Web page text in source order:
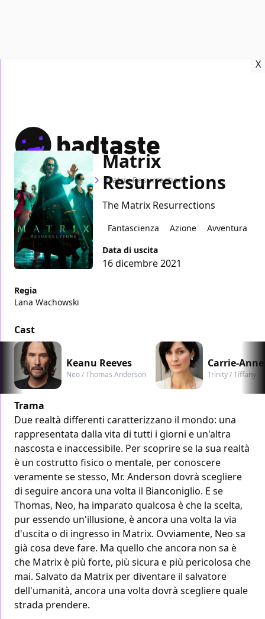
X
Home Film Matrix Resurrections
Matrix
Resurrections
The Matrix Resurrections
Fantascienza Azione
Avventura
Data di uscita
16 dicembre 2021
Regia
Lana Wachowski
Cast
Keanu Reeves
Neo / Thomas Anderson
Carrie-
Trinity / Tiffany
Trama
Due realtà differenti caratterizzano il mondo: una
rappresentata dalla vita di tutti i giorni e un'altra
nascosta e inaccessibile. Per scoprire se la sua realtà
è un costrutto fisico o mentale, per conoscere
veramente se stesso, Mr. Anderson dovrà scegliere
di seguire ancora una volta il Bianconiglio. E se
Thomas, Neo, ha imparato qualcosa è che la scelta,
pur essendo un'illusione, è ancora una volta la via
d'uscita o di ingresso in Matrix. Ovviamente, Neo sa
già cosa deve fare. Ma quello che ancora non sa è
che Matrix è più forte, più sicura e più pericolosa che
mai. Salvato da Matrix per diventare il salvatore
dell'umanità, ancora una volta dovrà scegliere quale
strada prendere.